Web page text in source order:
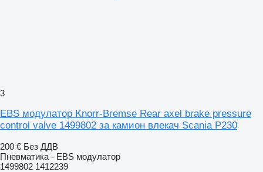
3
EBS модулатор Knorr-Bremse Rear axel brake pressure
control valve 1499802 за камион влекач Scania P230
200 € Без ДДВ
Пневматика - EBS модулатор
1499802 1412239